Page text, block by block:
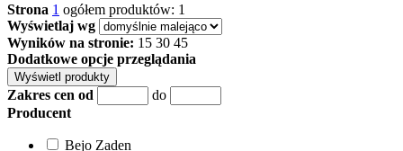
Strona 1 ogółem produktów: 1
Wyświetlaj wg
Wyników na stronie: 15 30 45
Dodatkowe opcje przeglądania
Zakres cen od
do
Producent
Bejo Zaden